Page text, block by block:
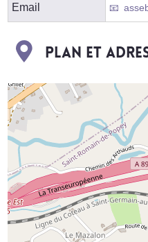
Email
Plan et